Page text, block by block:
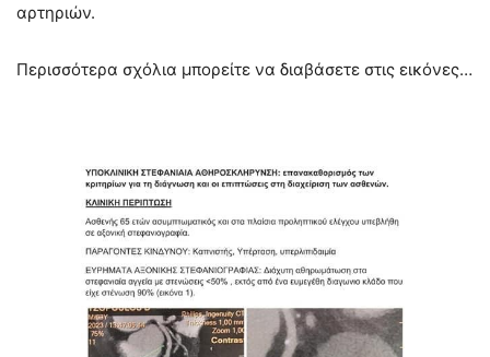
αρτηριών.
Περισσότερα σχόλια μπορείτε να διαβάσετε στις εικόνες…